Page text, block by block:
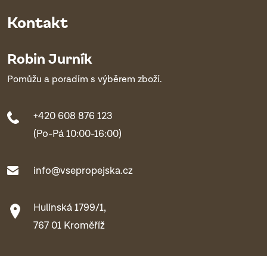
Kontakt
Robin Jurník
Pomůžu a poradím s výběrem zboží.
+420 608 876 123
(Po-Pá 10:00-16:00)
info@vsepropejska.cz
Hulínská 1799/1,
767 01 Kroměříž